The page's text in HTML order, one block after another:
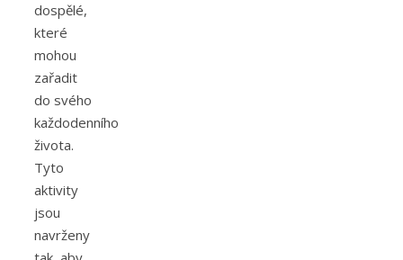
dospělé,
které
mohou
zařadit
do svého
každodenního
života.
Tyto
aktivity
jsou
navrženy